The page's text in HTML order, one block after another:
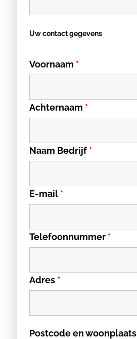
Uw contact gegevens
Voornaam *
Achternaam *
Naam Bedrijf *
E-mail *
Telefoonnummer *
Adres *
Postcode en woonplaats